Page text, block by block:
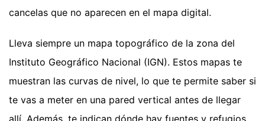
cancelas que no aparecen en el mapa digital.
Lleva siempre un mapa topográfico de la zona del
Instituto Geográfico Nacional (IGN). Estos mapas te
muestran las curvas de nivel, lo que te permite saber si
te vas a meter en una pared vertical antes de llegar
allí. Además, te indican dónde hay fuentes y refugios